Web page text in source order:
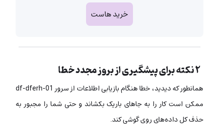
خرید هاست
۲ نکته برای پیشگیری از بروز مجدد خطا
همانطور که دیدید، خطا هنگام بازیابی اطلاعات از سرور df-dferh-01
ممکن است کار را به جاهای باریک بکشاند و حتی شما را مجبور به
حذف کل داده‌های روی گوشی کند.